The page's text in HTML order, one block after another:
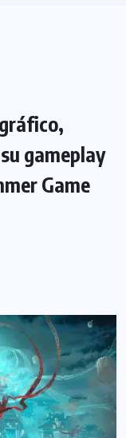
gameplay
Game